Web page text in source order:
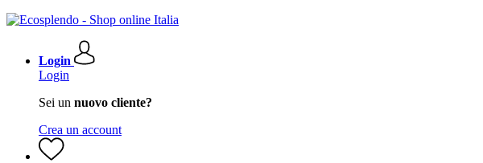
Login
Login
Sei un nuovo cliente?
Crea un account